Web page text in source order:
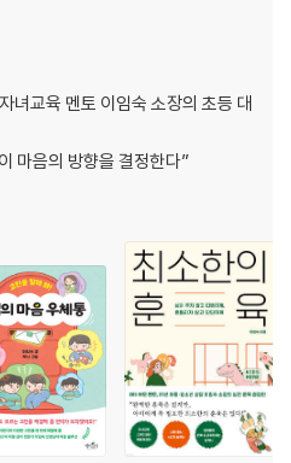
달의 균형
걸 다 했니?”까지
프로그램
지 마법의 열쇠
가진 힘
부다
거름
지는 일
창
녀교육 멘토 이임숙 소장의 초등 대
마음의 방향을 결정한다”